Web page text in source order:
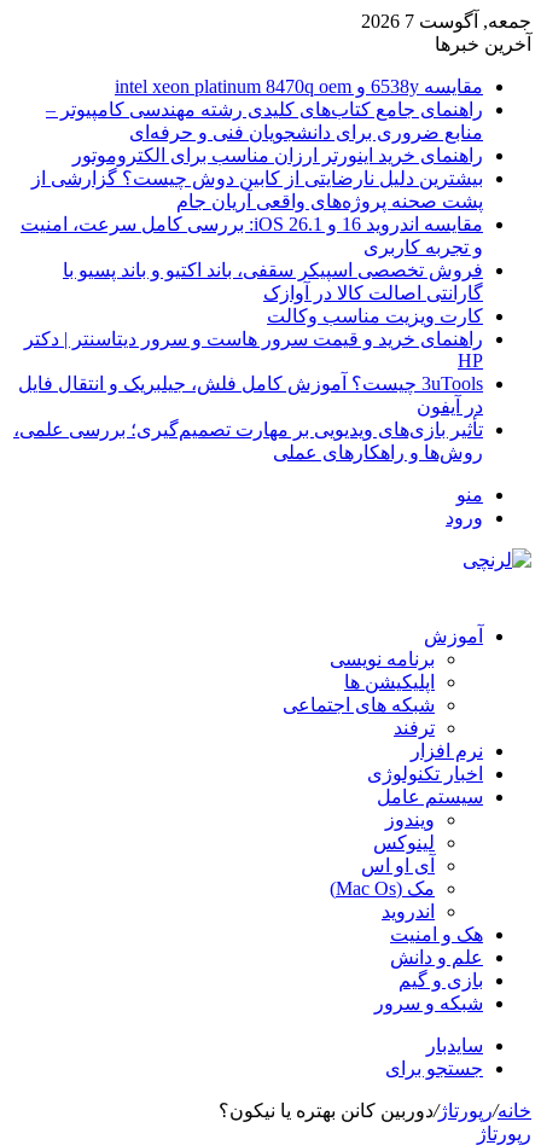
جمعه, آگوست 7 2026
آخرین خبرها
مقایسه 6538y و intel xeon platinum 8470q oem
راهنمای جامع کتاب‌های کلیدی رشته مهندسی کامپیوتر –
منابع ضروری برای دانشجویان فنی و حرفه‌ای
راهنمای خرید اینورتر ارزان مناسب برای الکتروموتور
بیشترین دلیل نارضایتی از کابین دوش چیست؟ گزارشی از
پشت صحنه پروژه‌های واقعی آریان جام
مقایسه اندروید 16 و iOS 26.1: بررسی کامل سرعت، امنیت
و تجربه کاربری
فروش تخصصی اسپیکر سقفی، باند اکتیو و باند پسیو با
گارانتی اصالت کالا در آوازک
کارت ویزیت مناسب وکالت
راهنمای خرید و قیمت سرور هاست و سرور دیتاسنتر | دکتر
HP
3uTools چیست؟ آموزش کامل فلش، جیلبریک و انتقال فایل
در آیفون
تأثیر بازی‌های ویدیویی بر مهارت تصمیم‌گیری؛ بررسی علمی،
روش‌ها و راهکارهای عملی
منو
ورود
آموزش
برنامه نویسی
اپلیکیشن ها
شبکه های اجتماعی
ترفند
نرم افزار
اخبار تکنولوژی
سیستم عامل
ویندوز
لینوکس
آی او اس
مک (Mac Os)
اندروید
هک و امنیت
علم و دانش
بازی و گیم
شبکه و سرور
سایدبار
جستجو برای
خانه/رپورتاژ/دوربین کانن بهتره یا نیکون؟
رپورتاژ